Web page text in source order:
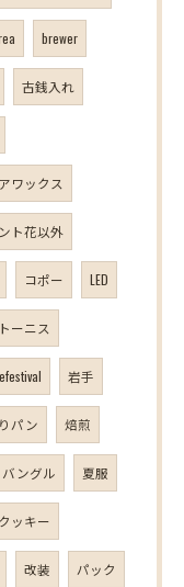
brewer
古銭入れ
ワックス
ト花以外
コポー LED
ーニス
岩手
パン 焙煎
バングル 夏服
クッキー
改装 パック